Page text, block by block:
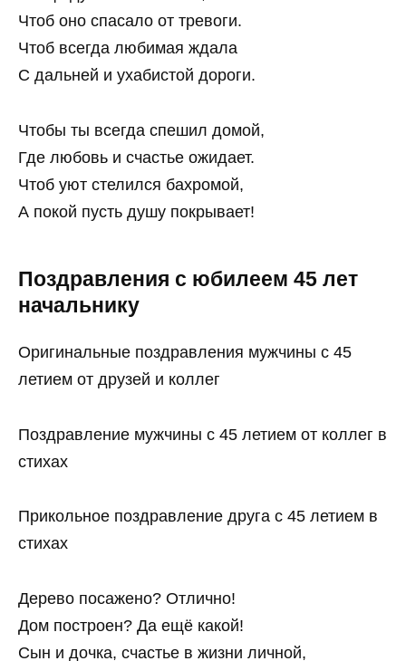
Чтоб оно спасало от тревоги.
Чтоб всегда любимая ждала
С дальней и ухабистой дороги.
Чтобы ты всегда спешил домой,
Где любовь и счастье ожидает.
Чтоб уют стелился бахромой,
А покой пусть душу покрывает!
Поздравления с юбилеем 45 лет
начальнику
Оригинальные поздравления мужчины с 45
летием от друзей и коллег
Поздравление мужчины с 45 летием от коллег в
стихах
Прикольное поздравление друга с 45 летием в
стихах
Дерево посажено? Отлично!
Дом построен? Да ещё какой!
Сын и дочка, счастье в жизни личной,